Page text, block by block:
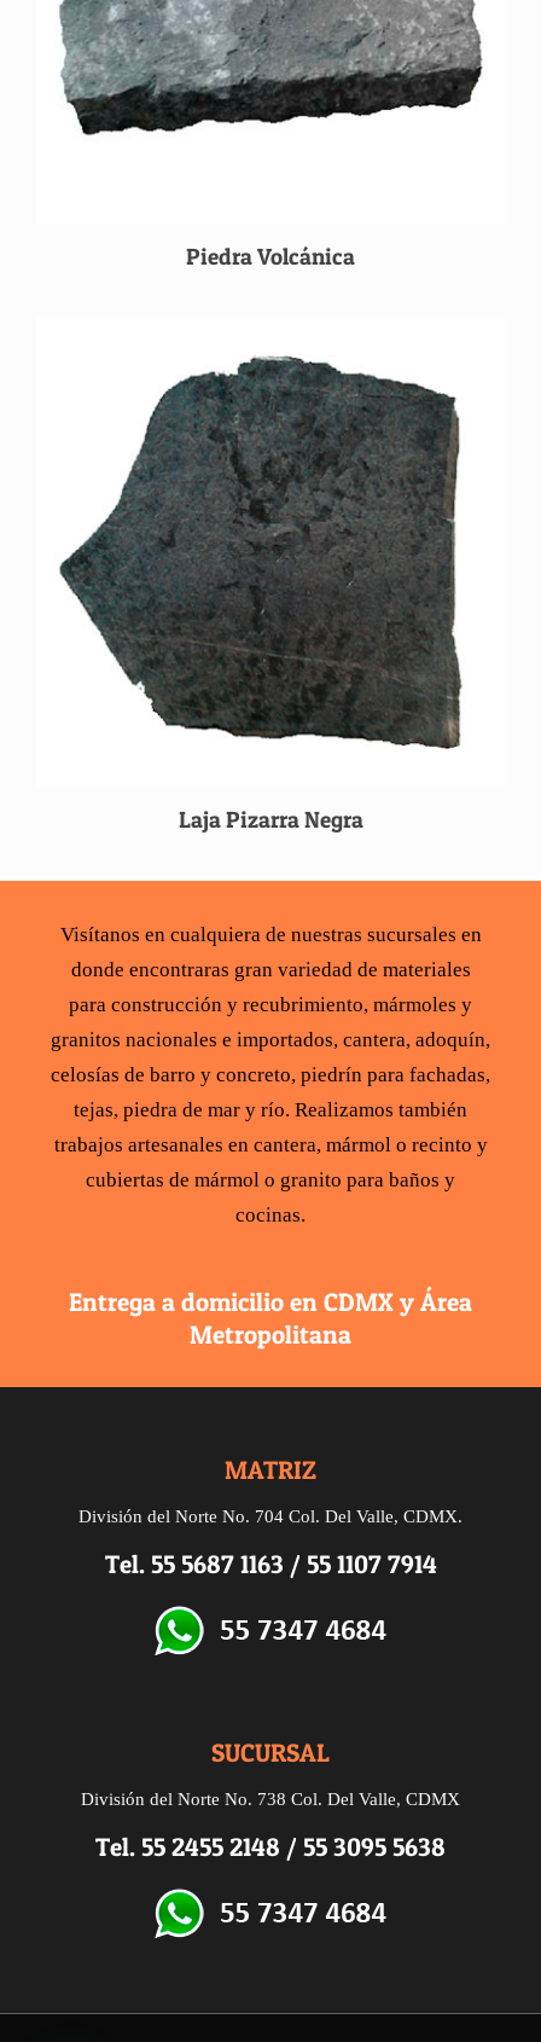
Piedra Volcánica
Laja Pizarra Negra
Visítanos en cualquiera de nuestras sucursales en
donde encontraras gran variedad de materiales
para construcción y recubrimiento, mármoles y
granitos nacionales e importados, cantera, adoquín,
celosías de barro y concreto, piedrín para fachadas,
tejas, piedra de mar y río. Realizamos también
trabajos artesanales en cantera, mármolo recinto y
cubiertas de mármol o granito para baños y
cocinas.
Entrega a domicilio en CDMX y Área
Metropolitana
MATRIZ
División del Norte No. 704 Col. Del Valle, CDMX.
Tel. 55 5687 1163 / 55 1107 7914
SUCURSAL
División del Norte No. 738 Col. Del Valle, CDMX
Tel. 55 2455 2148 / 55 3095 5638